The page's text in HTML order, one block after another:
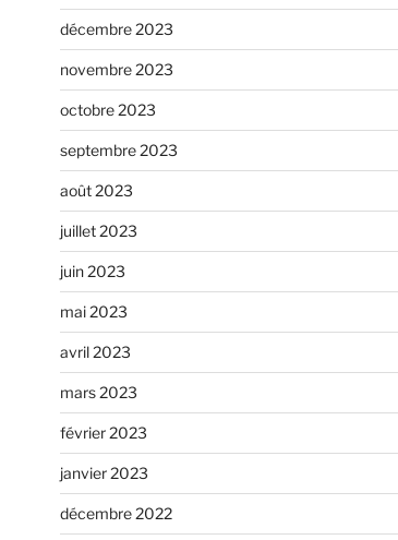
décembre 2023
novembre 2023
octobre 2023
septembre 2023
août 2023
juillet 2023
juin 2023
mai 2023
avril 2023
mars 2023
février 2023
janvier 2023
décembre 2022